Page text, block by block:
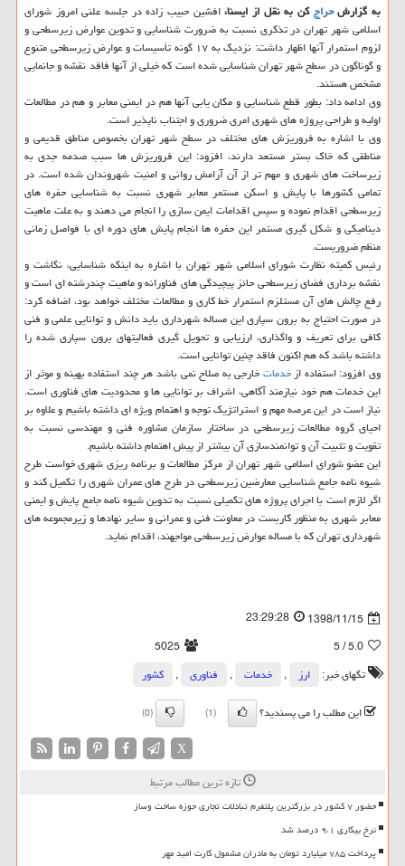
به گزارشحراجكن به نقل از ایسنا،افشین حبیب زاده در جلسه علنی امروز شورای
اسلامی شهر تهران در تذكری نسبت به ضرورت شناسایی و تدوین عوارض زیرسطحی و
لزوم استمرار آنها اظهار داشت: نزدیك به ۱۷ گونه تأسیسات و عوارض زیرسطحی متنوع
و گوناگون در سطح شهر تهران شناسایی شده است كه خیلی از آنها فاقد نقشه و جانمایی
مشخص هستند.
وی ادامه داد: بطور قطع شناسایی و مكان یابی آنها هم در ایمنی معابر و هم در مطالعات
اولیه و طراحی پروژه های شهری امری ضروری و اجتناب ناپذیر است.
وی با اشاره به فروریزش های مختلف در سطح شهر تهران بخصوص مناطق قدیمی و
مناطقی كه خاك بستر مستعد دارند، افزود: این فروریزش ها سبب صدمه جدی به
زیرساخت های شهری و مهم تر از آن آرامش روانی و امنیت شهروندان شده است. در
تمامی كشورها با پایش و اسكن مستمر معابر شهری نسبت به شناسایی حفره های
زیرسطحی اقدام نموده و سپس اقدامات ایمن سازی را انجام می دهند و به علت ماهیت
دینامیكی و شكل گیری مستمر این حفره ها انجام پایش های دوره ای با فواصل زمانی
منظم ضروریست.
رئیس كمیته نظارت شورای اسلامی شهر تهران با اشاره به اینكه شناسایی، نگاشت و
نقشه برداری فضای زیرسطحی حائز پیچیدگی های فناورانه و ماهیت چندرشته ای است و
رفع چالش های آن مستلزم استمرار خط كاری و مطالعات مختلف خواهد بود، اضافه كرد:
در صورت احتیاج به برون سپاری این مساله شهرداری باید دانش و توانایی علمی و فنی
كافی برای تعریف و واگذاری، ارزیابی و تحویل گیری فعالیتهای برون سپاری شده را
داشته باشد كه هم اكنون فاقد چنین توانایی است.
وی افزود: استفاده ازخدماتخارجی به صلاح نمی باشد هر چند استفاده بهینه و موثر از
این خدمات هم خود نیازمند آگاهی، اشراف بر توانایی ها و محدودیت های فناوری است.
نیاز است در این عرصه مهم و استراتژیك توجه و اهتمام ویژه ای داشته باشیم و علاوه بر
احیای گروه مطالعات زیرسطحی در ساختار سازمان مشاوره فنی و مهندسی نسبت به
تقویت و تثبیت آن و توانمندسازی آن بیشتر از پیش اهتمام داشته باشیم.
این عضو شورای اسلامی شهر تهران از مركز مطالعات و برنامه ریزی شهری خواست طرح
شیوه نامه جامع شناسایی معارضین زیرسطحی در طرح های عمران شهری را تكمیل كند و
اگر لازم است با اجرای پروژه های تكمیلی نسبت به تدوین شیوه نامه جامع پایش و ایمنی
معابر شهری به منظور كاربست در معاونت فنی و عمرانی و سایر نهادها و زیرمجموعه های
شهرداری تهران كه با مساله عوارض زیرسطحی مواجهند، اقدام نماید.
1398/11/15
23:29:28
5.0
/ 5
5025
تگهای خبر:
ارز , خدمات , فناوری ,
كشور
این مطلب را می پسندید؟
(1)
(0)
X
تازه ترین مطالب مرتبط
حضور ۷ کشور در بزرگترین پلتفرم تبادلات تجاری حوزه ساخت وساز
نرخ بیکاری ۹،۱ درصد شد
پرداخت ۷۸۵ میلیارد تومان به مادران مشمول کارت امید مهر